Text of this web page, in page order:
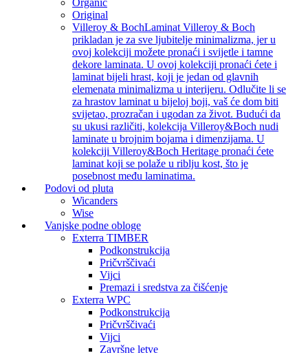
Organic
Original
Villeroy & BochLaminat Villeroy & Boch
prikladan je za sve ljubitelje minimalizma, jer u
ovoj kolekciji možete pronaći i svijetle i tamne
dekore laminata. U ovoj kolekciji pronaći ćete i
laminat bijeli hrast, koji je jedan od glavnih
elemenata minimalizma u interijeru. Odlučite li se
za hrastov laminat u bijeloj boji, vaš će dom biti
svijetao, prozračan i ugodan za život. Budući da
su ukusi različiti, kolekcija Villeroy&Boch nudi
laminate u brojnim bojama i dimenzijama. U
kolekciji Villeroy&Boch Heritage pronaći ćete
laminat koji se polaže u riblju kost, što je
posebnost među laminatima.
Podovi od pluta
Wicanders
Wise
Vanjske podne obloge
Exterra TIMBER
Podkonstrukcija
Pričvrščivaći
Vijci
Premazi i sredstva za čišćenje
Exterra WPC
Podkonstrukcija
Pričvrščivaći
Vijci
Završne letve